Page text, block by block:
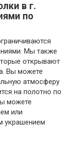
в г.
по
Мы также
открывают
Вы можете
атмосферу
на полотно по
можете
или
украшением